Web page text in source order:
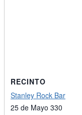
RECINTO
Stanley Rock Bar
25 de Mayo 330